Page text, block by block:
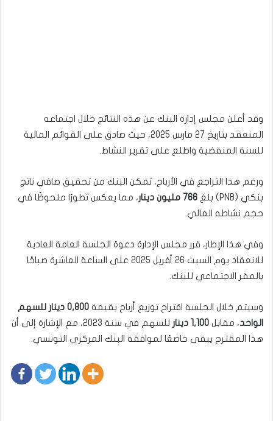
وقد أعلن مجلس إدارة البنك عن هذه النتائج خلال اجتماعه
المنعقد بتاريخ 27 مارس 2025، حيث صادق على القوائم المالية
للسنة المنقضية واطلع على تقرير النشاط.
ورغم هذا التراجع في الأرباح، تمكن البنك من تحقيق صافي ناتج
بنكي (PNB) بلغ
766 مليون دينار
، مما يعكس تطورًا ملحوظًا في
حجم نشاطه المالي.
وفي هذا الإطار، قرر مجلس الإدارة دعوة الجلسة العامة العادية
للانعقاد يوم السبت 26 أفريل 2025 على الساعة العاشرة صباحًا
بالمقر الاجتماعي للبنك.
وسيتم خلال الجلسة اقتراح توزيع أرباح بقيمة
0,800 دينار للسهم
الواحد، مقابل 1,100 دينار
للسهم في سنة 2023، مع الإشارة إلى أن
هذا المقترح يبقى خاضعًا لموافقة البنك المركزي التونسي.